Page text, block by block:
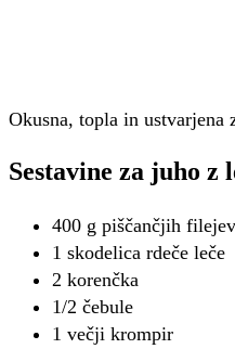
Okusna, topla in ustvarjena
Sestavine za juho z
400 g piščančjih filejev
1 skodelica rdeče leče
2 korenčka
1/2 čebule
1 večji krompir